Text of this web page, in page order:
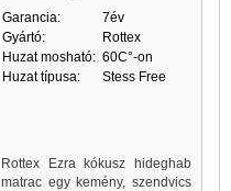
Garancia:
7év
Gyártó:
Rottex
Huzat mosható: 60C°-on
Huzat típusa:
Stess Free
Rottex Ezra kókusz hideghab
matrac egy kemény, szendvics